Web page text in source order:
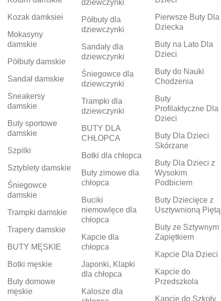
Kozak damksiei
Mokasyny
damskie
Półbuty damskie
Sandał damskie
Sneakersy
damskie
Buty sportowe
damskie
Szpilki
Sztyblety damskie
Śniegowce
damskie
Trampki damskie
Trapery damskie
BUTY MĘSKIE
Botki męskie
Buty domowe
męskie
dziewczynki
Półbuty dla
dziewczynki
Sandały dla
dziewczynki
Śniegowce dla
dziewczynki
Trampki dla
dziewczynki
BUTY DLA
CHŁOPCA
Botki dla chłopca
Buty zimowe dla
chłopca
Buciki
niemowlęce dla
chłopca
Kapcie dla
chłopca
Japonki, Klapki
dla chłopca
Kalosze dla
Pierwsze Buty Dla
Dziecka
Buty na Lato Dla
Dzieci
Buty do Nauki
Chodzenia
Buty
Profilaktyczne Dla
Dzieci
Buty Dla Dzieci
Skórzane
Buty Dla Dzieci z
Wysokim
Podbiciem
Buty Dziecięce z
Usztywnioną Piętą
Buty ze Sztywnym
Zapiętkiem
Kapcie Dla Dzieci
Kapcie do
Przedszkola
Kapcie do Szkoły